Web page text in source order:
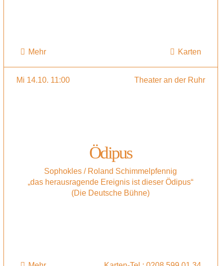
Mehr Karten
Mi 14.10. 11:00 Theater an der Ruhr
Ödipus
Sophokles / Roland Schimmelpfennig
„das herausragende Ereignis ist dieser Ödipus“
(Die Deutsche Bühne)